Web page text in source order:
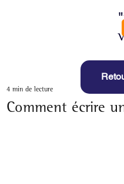
Comment écrire
4 min de lecture